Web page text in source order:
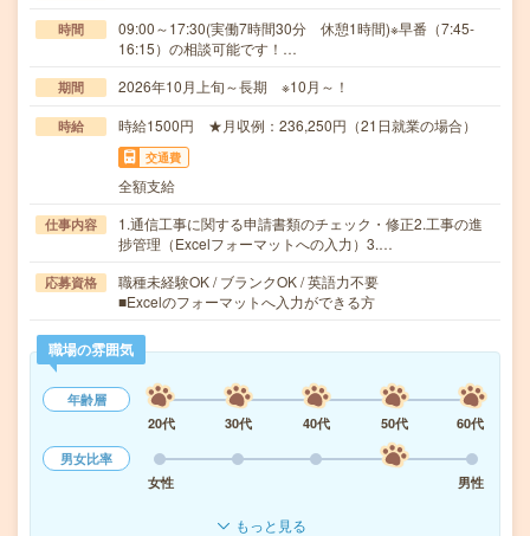
時間
09:00～17:30(実働7時間30分 休憩1時間)※早番（7:45-
16:15）の相談可能です！…
期間 2026年10月上旬～長期 ※10月～！
時給 時給1500円 ★月収例：236,250円（21日就業の場合）
交通費
全額支給
仕事内容
1.通信工事に関する申請書類のチェック・修正2.工事の進
捗管理（Excelフォーマットへの入力）3.…
応募資格
職種未経験OK / ブランクOK / 英語力不要
■Excelのフォーマットへ入力ができる方
職場の雰囲気
年齢層
20代
30代 40代 50代
60代
男女比率
女性
男性
もっと見る